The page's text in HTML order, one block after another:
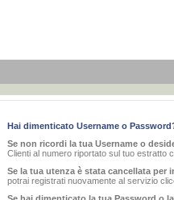
Hai dimenticato Username o
Se non ricordi la tua Username o
Clienti al numero riportato sul tuo estratto
Se la tua utenza è stata cancellata per
potrai registrati nuovamente al servizio